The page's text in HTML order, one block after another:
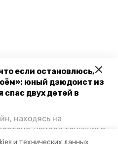
и технических данных
если остановлюсь,
юный дзюдоист из
спас двух детей в
находясь на
увидел тонущих в
бросился на помощь. По